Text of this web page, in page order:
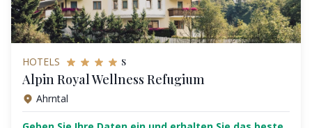
HOTELS s
Alpin Royal Wellness Refugium
Ahrntal